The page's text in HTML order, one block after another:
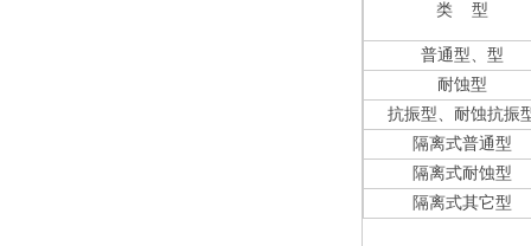
类 型
普通型、型
耐蚀型
抗振型、耐蚀抗振
隔离式普通型
隔离式耐蚀型
隔离式其它型